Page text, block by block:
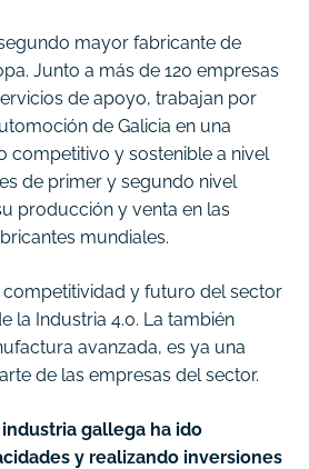
mayor fabricante de
Junto a más de 120 empresas
de apoyo, trabajan por
de Galicia en una
competitivo y sostenible a nivel
de primer y segundo nivel
producción y venta en las
mundiales.
y futuro del sector
la Industria 4.0. La también
avanzada, es ya una
de las empresas del sector.
industria gallega ha ido
y realizando inversiones